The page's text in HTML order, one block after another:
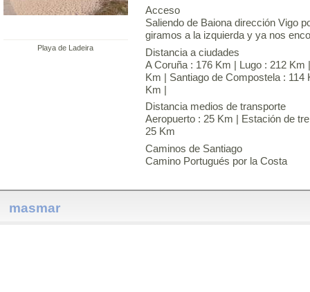
Acceso
Saliendo de Baiona dirección Vigo
giramos a la izquierda y ya nos
Distancia a ciudades
A Coruña : 176 Km | Lugo : 212
Km | Santiago de Compostela :
Km |
Distancia medios de transporte
Aeropuerto : 25 Km | Estación de
25 Km
Caminos de Santiago
Camino Portugués por la Costa
Playa de Ladeira
masmar